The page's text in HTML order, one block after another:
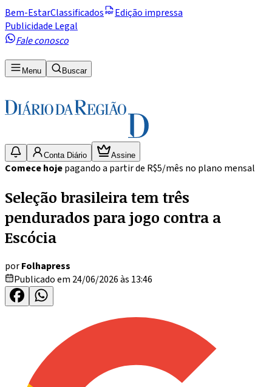
Bem-EstarClassificados
Edição impressa
Publicidade Legal
Fale conosco
Menu Buscar
Conta Diário Assine
Comece hojepagando a partir de R$5/mês no plano mensal
Seleção brasileira tem três
pendurados para jogo contra a
Escócia
porFolhapress
Publicado em 24/06/2026 às 13:46